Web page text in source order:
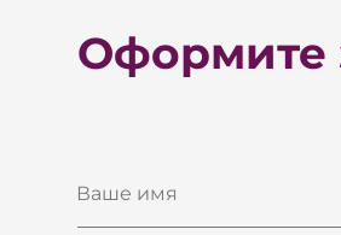
Оформите
Ваше имя